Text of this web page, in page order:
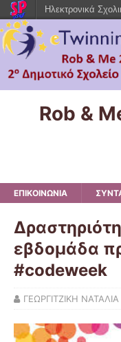
Rob &
ΕΠΙΚΟΙΝΩΝΙΑ
εβδομάδα
#codeweek
ΓΕΩΡΓΙΤΖΙΚΗ ΝΑΤΑΛΙΑ
Ηλεκτρονικά